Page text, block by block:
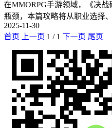
在MMORPG手游领域，《决
瓶颈，本篇攻略将从职业选择
2025-11-30
首页
上一页 1 / 1 下一页 尾页